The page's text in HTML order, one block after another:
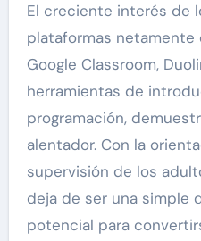
El creciente interés de
plataformas
Google Classroom,
herramientas de
programación,
alentador. Con la
supervisión de los
deja de ser una simple
potencial para